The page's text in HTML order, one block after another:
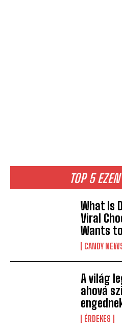
TOP 5
What Is
Viral
Wants
CANDY
A világ
ahová
ÉRDEKES